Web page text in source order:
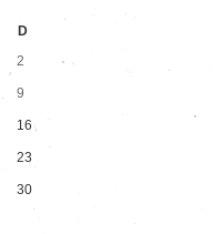
D
2
9
16
23
30